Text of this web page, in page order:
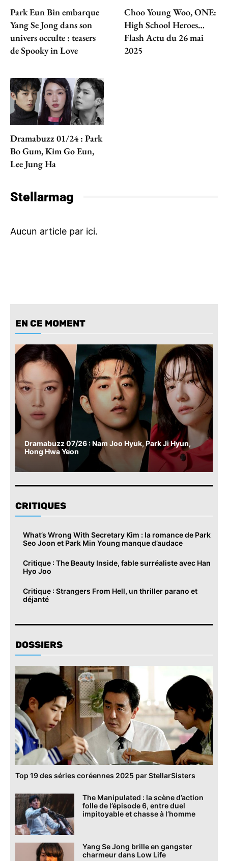
Park Eun Bin embarque
Yang Se Jong dans son
univers occulte : teasers
de Spooky in Love
Choo Young Woo, ONE:
High School Heroes…
Flash Actu du 26 mai
2025
Dramabuzz 01/24 : Park
Bo Gum, Kim Go Eun,
Lee Jung Ha
Stellarmag
EN CE MOMENT
Dramabuzz 07/26 : Nam Joo Hyuk, Park Ji Hyun,
Hong Hwa Yeon
CRITIQUES
What’s Wrong With Secretary Kim : la romance de Park
Seo Joon et Park Min Young manque d’audace
Critique : The Beauty Inside, fable surréaliste avec Han
Hyo Joo
Critique : Strangers From Hell, un thriller parano et
déjanté
DOSSIERS
Top 19 des séries coréennes 2025 par StellarSisters
The Manipulated : la scène d’action
folle de l’épisode 6, entre duel
impitoyable et chasse à l’homme
Yang Se Jong brille en gangster
charmeur dans Low Life